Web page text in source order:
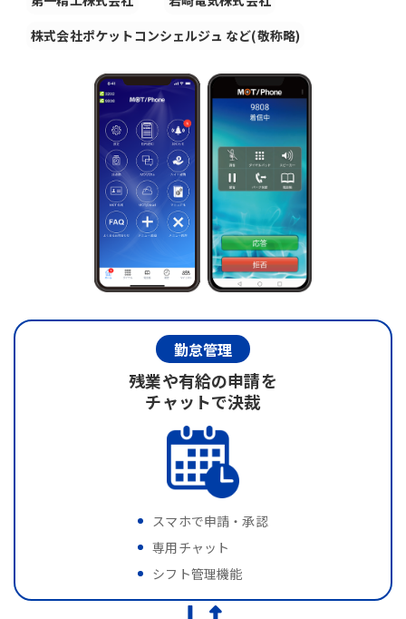
株式会社ポケットコンシェルジュ など(敬称略)
勤怠管理
残業や有給の申請を
チャットで決裁
スマホで申請・承認
専用チャット
シフト管理機能